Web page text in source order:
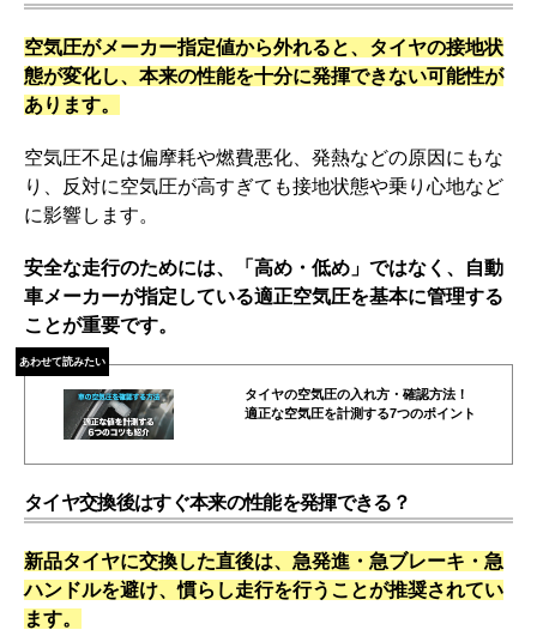
空気圧がメーカー指定値から外れると、タイヤの接地状
態が変化し、本来の性能を十分に発揮できない可能性が
あります。
空気圧不足は偏摩耗や燃費悪化、発熱などの原因にもな
り、反対に空気圧が高すぎても接地状態や乗り心地など
に影響します。
安全な走行のためには、「高め・低め」ではなく、自動
車メーカーが指定している適正空気圧を基本に管理する
ことが重要です。
あわせて読みたい
タイヤの空気圧の入れ方・確認方法！
適正な空気圧を計測する7つのポイント
タイヤ交換後はすぐ本来の性能を発揮できる？
新品タイヤに交換した直後は、急発進・急ブレーキ・急
ハンドルを避け、慣らし走行を行うことが推奨されてい
ます。